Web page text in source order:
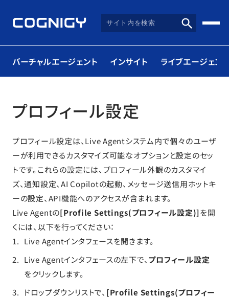
バーチャルエージェント インサイト ライブエージェント
プロフィール設定
プロフィール設定は、Live Agentシステム内で個々のユーザ
ーが利用できるカスタマイズ可能なオプションと設定のセッ
トです。これらの設定には、プロフィール外観のカスタマイ
ズ、通知設定、AI Copilotの起動、メッセージ送信用ホットキ
ーの設定、API機能へのアクセスが含まれます。
Live Agentの[Profile Settings(プロフィール設定)]を開
くには、以下を行ってください：
Live Agentインタフェースを開きます。
Live Agentインタフェースの左下で、 プロフィール設定
をクリックします。
ドロップダウンリストで、 [Profile Settings(プロフィー